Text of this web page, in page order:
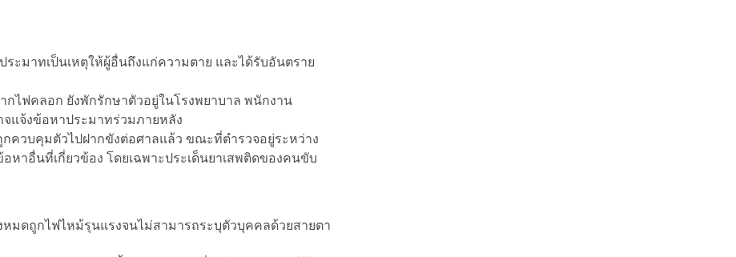
ะมาทเป็นเหตุให้ผู้อื่นถึงแก่ความตาย และได้รับอันตราย
กไฟคลอก ยังพักรักษาตัวอยู่ในโรงพยาบาล พนักงาน
จแจ้งข้อหาประมาทร่วมภายหลัง
ควบคุมตัวไปฝากขังต่อศาลแล้ว ขณะที่ตำรวจอยู่ระหว่าง
หาอื่นที่เกี่ยวข้อง โดยเฉพาะประเด็นยาเสพติดของคนขับ
หมดถูกไฟไหม้รุนแรงจนไม่สามารถระบุตัวบุคคลด้วยสายตา